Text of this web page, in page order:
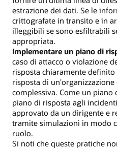
estrazione dei dati. Se le
crittografate in transito e in
illeggibili se sono esfiltrabili
appropriata.
Implementare un piano di
caso di attacco o violazione
risposta chiaramente
risposta di
complessiva. Come un piano
piano di risposta agli
approvato da un dirigente e
tramite simulazioni in modo
ruolo.
Si noti che queste pratiche